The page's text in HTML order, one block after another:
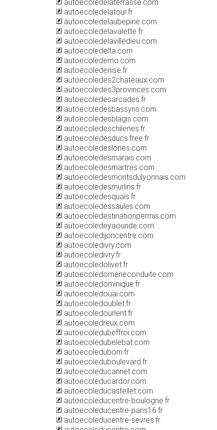
autoecoledelaterrasse.com
autoecoledelatour.fr
autoecoledelaubepine.com
autoecoledelavalette.fr
autoecoledelavilledieu.com
autoecoledelta.com
autoecoledemo.com
autoecoledenise.fr
autoecoledes2chateaux.com
autoecoledes3provinces.com
autoecoledesarcades.fr
autoecoledesbassyns.com
autoecoledesblagis.com
autoecoledeschilenes.fr
autoecoledesducs.free.fr
autoecoledeslones.com
autoecoledesmarais.com
autoecoledesmartres.com
autoecoledesmontsdulyonnais.com
autoecoledesmurlins.fr
autoecoledesquais.fr
autoecoledessaules.com
autoecoledestinationpermis.com
autoecoledeyaounde.com
autoecoledijoncentre.com
autoecoledivry.com
autoecoledivry.fr
autoecoledolivet.fr
autoecoledomeneconduite.com
autoecoledominique.fr
autoecoledouai.com
autoecoledoublet.fr
autoecoledourlent.fr
autoecoledreux.com
autoecoledubeffroi.com
autoecoledubelebat.com
autoecoleduborn.fr
autoecoleduboulevard.fr
autoecoleducannet.com
autoecoleducardor.com
autoecoleducastellet.com
autoecoleducentre-boulogne.fr
autoecoleducentre-paris16.fr
autoecoleducentre-sevres.fr